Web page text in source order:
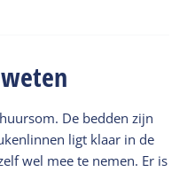
De bedden zijn
ligt klaar in de
wel mee te nemen. Er is